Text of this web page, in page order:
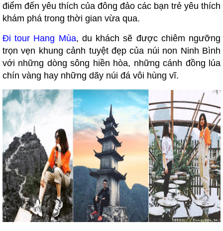
điểm đến yêu thích của đông đảo các bạn trẻ yêu thích
khám phá trong thời gian vừa qua.
Đi tour Hang Mùa, du khách sẽ được chiêm ngưỡng
trọn vẹn khung cảnh tuyệt đẹp của núi non Ninh Bình
với những dòng sông hiền hòa, những cánh đồng lúa
chín vàng hay những dãy núi đá vôi hùng vĩ.